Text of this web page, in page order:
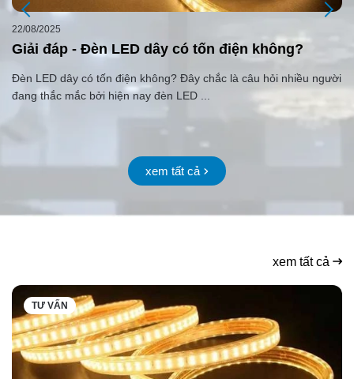
22/08/2025
Giải đáp - Đèn LED dây có tốn điện không?
Đèn LED dây có tốn điện không? Đây chắc là câu hỏi nhiều người
đang thắc mắc bởi hiện nay đèn LED ...
xem tất cả
xem tất cả
TƯ VẤN